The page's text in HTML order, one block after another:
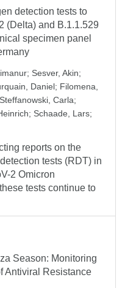
detection tests to
(Delta) and B.1.1.529
specimen panel
; Sesver, Akin;
Daniel; Filomena,
Steffanowski, Carla;
; Schaade, Lars;
reports on the
tests (RDT) in
2 Omicron
tests continue to
Season: Monitoring
Antiviral Resistance